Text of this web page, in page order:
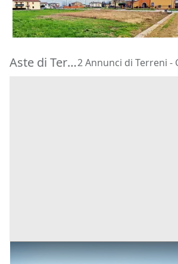
Castegnero (Vicenza)
16/11/2026
Aste di Terreni Galzignano Terme2 Annunci di Terreni -
Terreni all'asta a Padova